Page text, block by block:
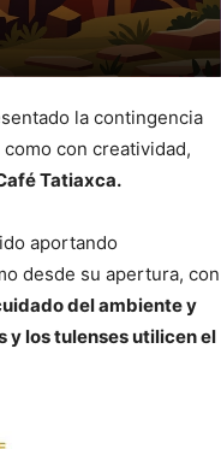
la contingencia
con creatividad,
Tatiaxca.
aportando
desde su apertura, con
del ambiente y
y los tulenses utilicen el